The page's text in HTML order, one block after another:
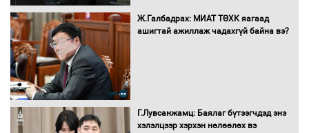
Санхүүгийн хэмнэлтийн горимд эрүүл
Ж.Галбадрах: МИАТ ТӨХК яагаад
ашигтай ажиллаж чадахгүй байна вэ?
Г.Лувсанжамц: Баялаг бүтээгчдэд энэ
хэлэлцээр хэрхэн нөлөөлөх вэ